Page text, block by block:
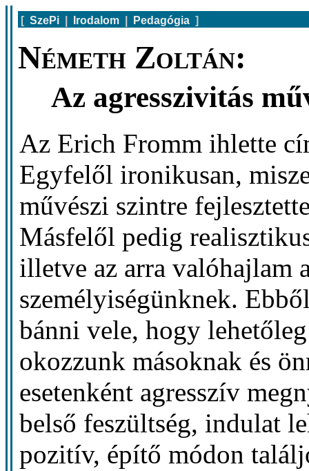
[ SzePi Irodalom Pedagógia ]
Németh Zoltán:
Az agresszivitás
Az Erich Fromm ihlette
Egyfelől ironikusan,
művészi szintre
Másfelől pedig
illetve az arra valóhajlam
személyiségünknek.
bánni vele, hogy
okozzunk másoknak és
esetenként agresszív
belső feszültség, indulat
pozitív, építő módon